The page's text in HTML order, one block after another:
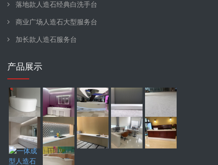
落地款人造石经典白洗手台
商业广场人造石大型服务台
加长款人造石服务台
产品展示